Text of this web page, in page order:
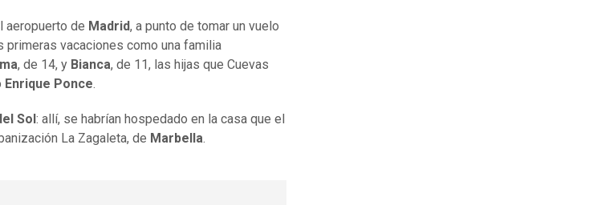
aeropuerto de Madrid, a punto de tomar un vuelo
primeras vacaciones como una familia
, de 14, y Bianca, de 11, las hijas que Cuevas
Enrique Ponce.
Sol : allí, se habrían hospedado en la casa que el
La Zagaleta, de Marbella.